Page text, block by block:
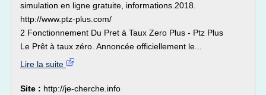
simulation en ligne gratuite, informations.2018.
http://www.ptz-plus.com/
2 Fonctionnement Du Pret à Taux Zero Plus - Ptz Plus
Le Prêt à taux zéro. Annoncée officiellement le...
Lire la suite
Site : http://je-cherche.info